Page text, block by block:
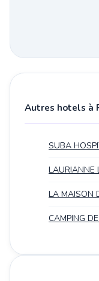
Autres hotels à
SUBA
LAURIANNE
LA MAISON
CAMPING